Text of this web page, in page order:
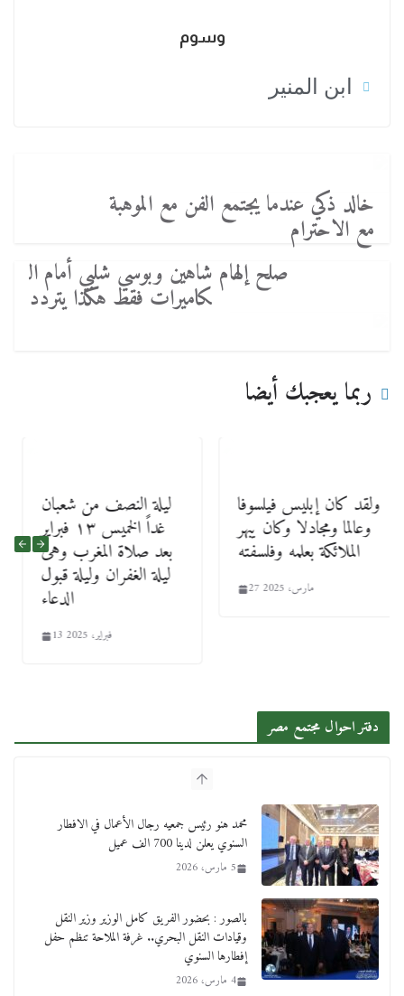
وسوم
ابن المنير
خالد ذكي عندما يجتمع الفن مع الموهبة
مع الاحترام
صلح إلهام شاهين وبوسي شلبي أمام ال
كاميرات فقط هكذا يتردد
ربما يعجبك أيضا
ليلة النصف من شعبان
غداً الخميس ١٣ فبراير
بعد صلاة المغرب وهى
ليلة الغفران وليلة قبول
الدعاء
13 فبراير، 2025
ولقد كان إبليس فيلسوفا
وعالما ومجادلا وكان يبهر
الملائكة بعلمه وفلسفته
27 مارس، 2025
دفتر احوال مجتمع مصر
محمد هنو رئيس جمعيه رجال الأعمال في الافطار
السنوي يعلن لدينا 700 الف عميل
5 مارس، 2026
بالصور : بحضور الفريق كامل الوزير وزير النقل
وقيادات النقل البحري.. غرفة الملاحة تنظم حفل
إفطارها السنوي
4 مارس، 2026